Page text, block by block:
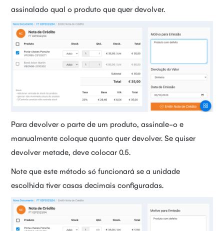
assinalado qual o produto que quer devolver.
Para devolver o parte de um produto, assinale-o e
manualmente coloque quanto quer devolver. Se quiser
devolver metade, deve colocar 0.5.
Note que este método só funcionará se a unidade
escolhida tiver casas decimais configuradas.